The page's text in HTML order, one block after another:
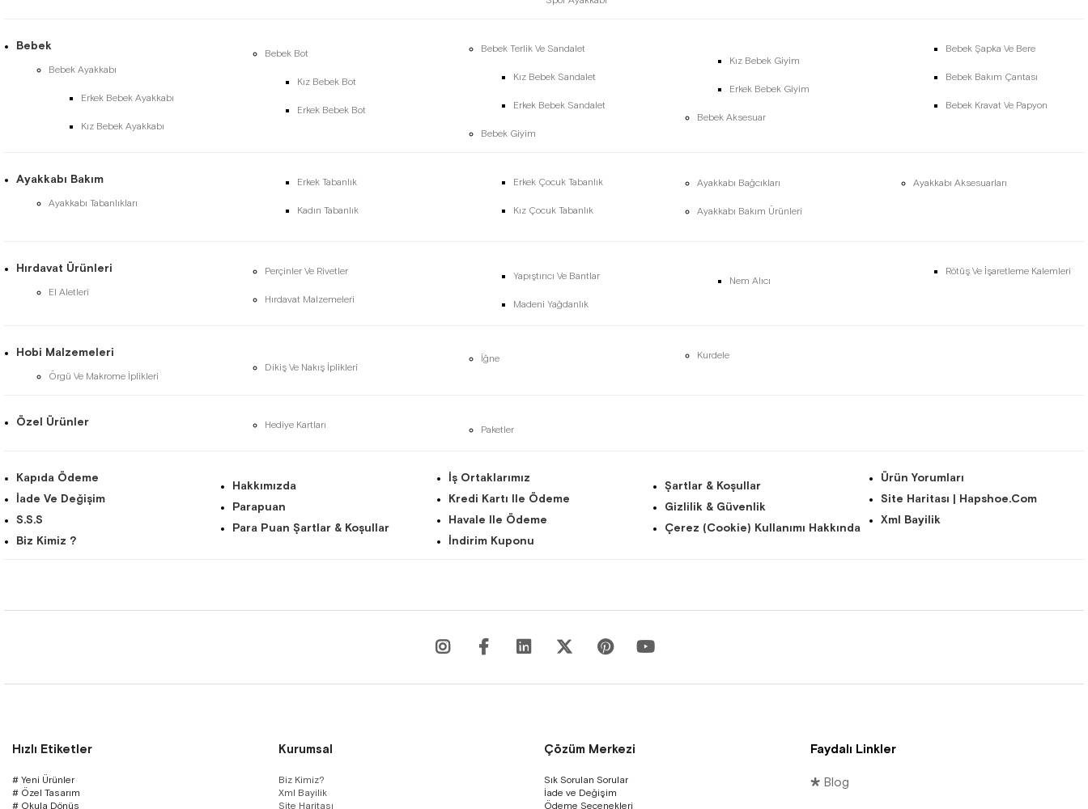
Bebek
Bebek Ayakkabı
Erkek Bebek Ayakkabı
Kız Bebek Ayakkabı
Bebek Bot
Kız Bebek Bot
Erkek Bebek Bot
Bebek Terlik Ve Sandalet
Kız Bebek Sandalet
Erkek Bebek Sandalet
Bebek Giyim
Kız Bebek Giyim
Erkek Bebek Giyim
Bebek Aksesuar
Bebek Şapka Ve Bere
Bebek Bakım Çantası
Bebek Kravat Ve Papyon
Ayakkabı Bakım
Ayakkabı Tabanlıkları
Erkek Tabanlık
Kadın Tabanlık
Erkek Çocuk Tabanlık
Kız Çocuk Tabanlık
Ayakkabı Bağcıkları
Ayakkabı Bakım Ürünleri
Ayakkabı Aksesuarları
Hırdavat Ürünleri
El Aletleri
Perçinler Ve Rivetler
Hırdavat Malzemeleri
Yapıştırıcı Ve Bantlar
Madeni Yağdanlık
Nem Alıcı
Rötüş Ve İşaretleme Kalemleri
Hobi Malzemeleri
Örgü Ve Makrome İplikleri
Dikiş Ve Nakış İplikleri
İğne Kurdele
Özel Ürünler Hediye Kartları Paketler
Kapıda Ödeme
İade Ve Değişim
S.S.S
Biz Kimiz ?
Hakkımızda
Parapuan
Para Puan Şartlar & Koşullar
İş Ortaklarımız
Kredi Kartı Ile Ödeme
Havale Ile Ödeme
İndirim Kuponu
Şartlar & Koşullar
Gizlilik & Güvenlik
Çerez (Cookie) Kullanımı Hakkında
Ürün Yorumları
Site Haritası | Hapshoe.com
Xml Bayilik
Hızlı Etiketler
# Yeni Ürünler
# Özel Tasarım
# Okula Dönüş
Kurumsal
Biz Kimiz?
Xml Bayilik
Site Haritası
Çözüm Merkezi
Sık Sorulan Sorular
İade ve Değişim
Ödeme Seçenekleri
Faydalı Linkler
🞳 Blog